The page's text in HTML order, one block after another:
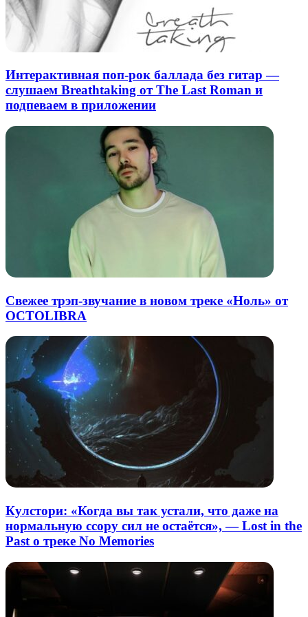
Интерактивная поп-рок баллада без гитар —
слушаем Breathtaking от The Last Roman и
подпеваем в приложении
Свежее трэп-звучание в новом треке «Ноль» от
OCTOLIBRA
Кулстори: «Когда вы так устали, что даже на
нормальную ссору сил не остаётся», — Lost in the
Past о треке No Memories